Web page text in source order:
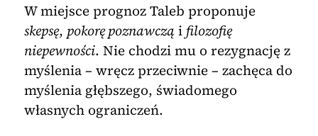
W miejsce prognoz Taleb proponuje
skepsę, pokorę poznawcząifilozofię
niepewności. Nie chodzi mu o rezygnację z
myślenia – wręcz przeciwnie – zachęca do
myślenia głębszego, świadomego
własnych ograniczeń.